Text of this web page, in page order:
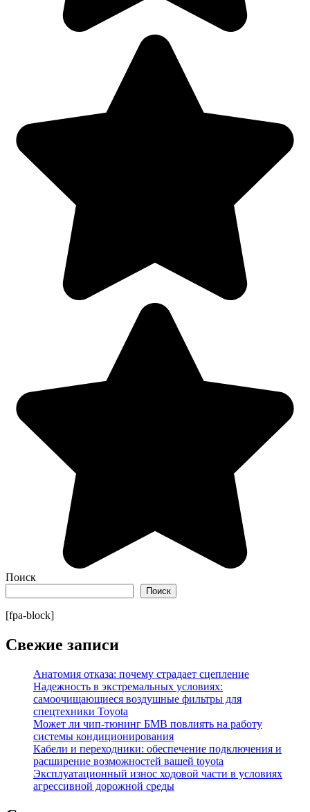
Поиск
Поиск
[fpa-block]
Свежие записи
Анатомия отказа: почему страдает сцепление
Надежность в экстремальных условиях:
самоочищающиеся воздушные фильтры для
спецтехники Toyota
Может ли чип-тюнинг БМВ повлиять на работу
системы кондиционирования
Кабели и переходники: обеспечение подключения и
расширение возможностей вашей toyota
Эксплуатационный износ ходовой части в условиях
агрессивной дорожной среды